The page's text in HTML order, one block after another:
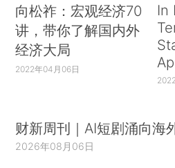
向松祚：宏观经济70
讲，带你了解国内外
经济大局
2022年04月06日
In
财新周刊｜AI短剧涌向海
2026年08月06日